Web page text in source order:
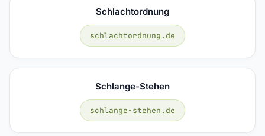
Schlachtordnung
schlachtordnung.de
Schlange-Stehen
schlange-stehen.de